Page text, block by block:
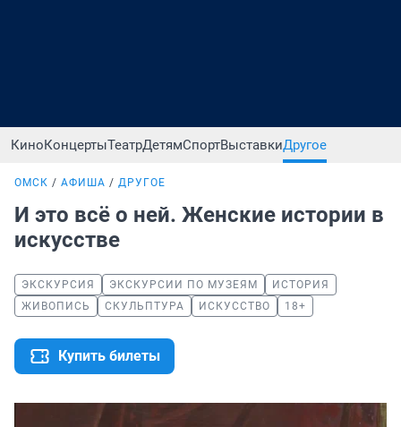
КиноКонцертыТеатрДетямСпортВыставкиДругое
ОМСК АФИША ДРУГОЕ
И это всё о ней. Женские истории в
искусстве
ЭКСКУРСИЯ ЭКСКУРСИИ ПО МУЗЕЯМ
ИСТОРИЯ
ЖИВОПИСЬ
СКУЛЬПТУРА ИСКУССТВО 18+
Купить билеты